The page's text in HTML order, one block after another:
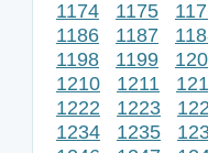
1174
1175
1186
1187
1198
1199
1210
1211
1222
1223
1234
1235